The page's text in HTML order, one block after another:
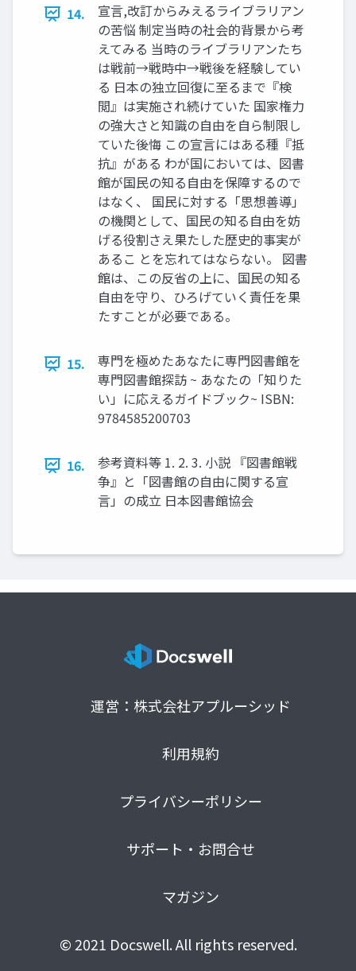
14.
宣言,改訂からみえるライブラリアン
の苦悩 制定当時の社会的背景から考
えてみる 当時のライブラリアンたち
は戦前→戦時中→戦後を経験してい
る 日本の独立回復に至るまで『検
閲』は実施され続けていた 国家権力
の強大さと知識の自由を自ら制限し
ていた後悔 この宣言にはある種『抵
抗』がある わが国においては、図書
館が国民の知る自由を保障するので
はなく、 国民に対する「思想善導」
の機関として、国民の知る自由を妨
げる役割さえ果たした歴史的事実が
あるこ とを忘れてはならない。 図書
館は、この反省の上に、国民の知る
自由を守り、ひろげていく責任を果
たすことが必要である。
15.
専門を極めたあなたに専門図書館を
専門図書館探訪 ~ あなたの「知りた
い」に応えるガイドブック~ ISBN:
9784585200703
16.
参考資料等 1. 2. 3. 小説 『図書館戦
争』と「図書館の自由に関する宣
言」の成立 日本図書館協会
運営：株式会社アプルーシッド
利用規約
プライバシーポリシー
サポート・お問合せ
マガジン
© 2021 Docswell. All rights reserved.